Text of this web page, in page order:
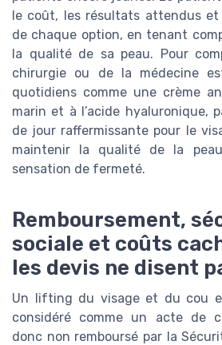
le coût, les résultats attendus et
de chaque option, en tenant
la qualité de sa peau. Pour
chirurgie ou de la médecine
quotidiens comme une crème
marin et à l’acide hyaluronique,
de jour raffermissante pour le
maintenir la qualité de la
sensation de fermeté.
Remboursement,
sociale et coûts
les devis ne disent
Un lifting du visage et du cou
considéré comme un acte de
donc non remboursé par la